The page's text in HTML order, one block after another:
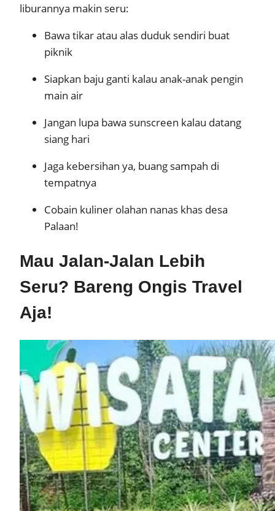
liburannya makin seru:
Bawa tikar atau alas duduk sendiri buat
piknik
Siapkan baju ganti kalau anak-anak pengin
main air
Jangan lupa bawa sunscreen kalau datang
siang hari
Jaga kebersihan ya, buang sampah di
tempatnya
Cobain kuliner olahan nanas khas desa
Palaan!
Mau Jalan-Jalan Lebih
Seru? Bareng Ongis Travel
Aja!